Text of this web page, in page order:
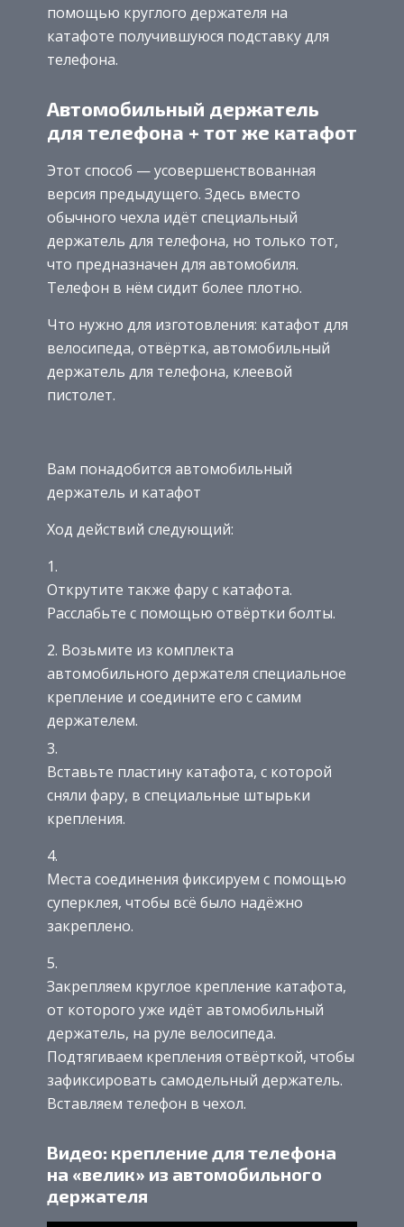
помощью круглого держателя на
катафоте получившуюся подставку для
телефона.
Автомобильный держатель
для телефона + тот же катафот
Этот способ — усовершенствованная
версия предыдущего. Здесь вместо
обычного чехла идёт специальный
держатель для телефона, но только тот,
что предназначен для автомобиля.
Телефон в нём сидит более плотно.
Что нужно для изготовления: катафот для
велосипеда, отвёртка, автомобильный
держатель для телефона, клеевой
пистолет.
Вам понадобится автомобильный
держатель и катафот
Ход действий следующий:
Открутите также фару с катафота.
Расслабьте с помощью отвёртки болты.
Возьмите из комплекта
автомобильного держателя специальное
крепление и соедините его с самим
держателем.
Вставьте пластину катафота, с которой
сняли фару, в специальные штырьки
крепления.
Места соединения фиксируем с помощью
суперклея, чтобы всё было надёжно
закреплено.
Закрепляем круглое крепление катафота,
от которого уже идёт автомобильный
держатель, на руле велосипеда.
Подтягиваем крепления отвёрткой, чтобы
зафиксировать самодельный держатель.
Вставляем телефон в чехол.
Видео: крепление для телефона
на «велик» из автомобильного
держателя